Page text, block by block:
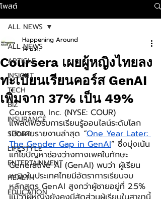
โพสต์
ALL NEWS
ARTICLE
INSIGHT
TECH
BIZ
INSURANCE
SPORT
LIFESTYLE
ENTERTAINMENT
HEALTH
EDUCATION
ALL NEWS
Coursera เผยผู้หญิงไทยลง
ทะเบียนเรียนคอร์ส GenAI
เพิ่มจาก 37% เป็น 49%
Happening Around
14 มี.ค.
Coursera, Inc. (NYSE: COUR)
แพลตฟอร์มการเรียนรู้ออนไลน์ระดับโลก
เปิดเผยรายงานล่าสุด “One Year Later:
The Gender Gap in GenAI” ซึ่งมุ่งเน้น
แก้ไขปัญหาช่องว่างทางเพศในทักษะ
Generative AI (GenAI) พบว่า ผู้เรียน
หญิงในประเทศไทยมีอัตราการเรียนจบ
หลักสูตร GenAI สูงกว่าผู้ชายอยู่ที่ 2.5%